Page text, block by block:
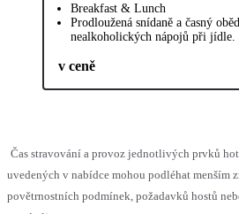
Breakfast & Lunch
Prodloužená snídaně a časný
nealkoholických nápojů při jídle.
v ceně
Čas stravování a provoz jednotlivých prvků
uvedených v nabídce mohou podléhat menším
povětrnostních podmínek, požadavků hostů